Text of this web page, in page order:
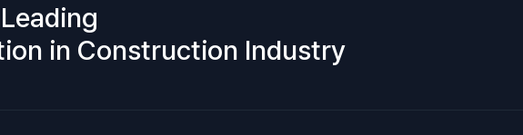
in Construction Industry